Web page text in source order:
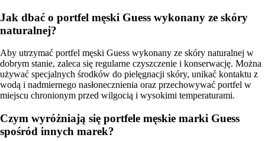
Jak dbać o portfel męski Guess wykonany ze skóry
naturalnej?
Aby utrzymać portfel męski Guess wykonany ze skóry naturalnej w
dobrym stanie, zaleca się regularne czyszczenie i konserwację. Można
używać specjalnych środków do pielęgnacji skóry, unikać kontaktu z
wodą i nadmiernego nasłonecznienia oraz przechowywać portfel w
miejscu chronionym przed wilgocią i wysokimi temperaturami.
Czym wyróżniają się portfele męskie marki Guess
spośród innych marek?